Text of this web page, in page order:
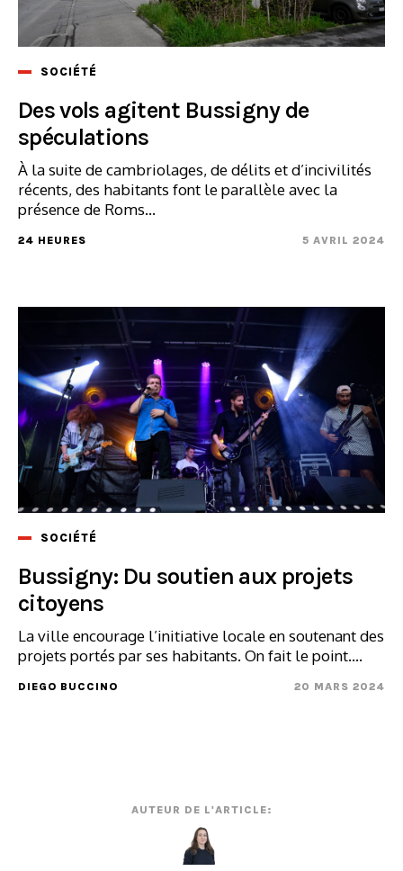
SOCIÉTÉ
Des vols agitent Bussigny de
spéculations
À la suite de cambriolages, de délits et d’incivilités
récents, des habitants font le parallèle avec la
présence de Roms...
24 HEURES 5 AVRIL 2024
SOCIÉTÉ
Bussigny: Du soutien aux projets
citoyens
La ville encourage l’initiative locale en soutenant des
projets portés par ses habitants. On fait le point....
DIEGO BUCCINO 20 MARS 2024
AUTEUR DE L'ARTICLE: